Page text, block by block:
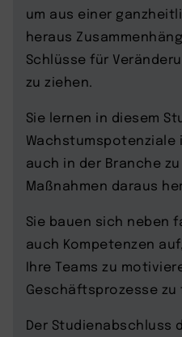
um aus einer
heraus
Schlüsse für
zu ziehen.
Sie lernen in diesem
Wachstumspotenziale
auch in der Branche
Maßnahmen daraus
Sie bauen sich neben
auch Kompetenzen
Ihre Teams zu
Geschäftsprozesse zu
Der Studienabschluss